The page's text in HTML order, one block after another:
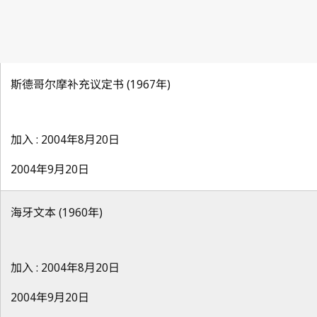
斯德哥尔摩补充议定书 (1967年)
加入 : 2004年8月20日
2004年9月20日
海牙文本 (1960年)
加入 : 2004年8月20日
2004年9月20日